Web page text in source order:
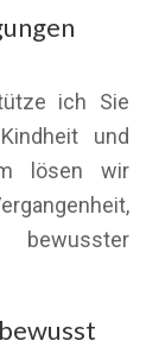
ich Sie
und
lösen wir